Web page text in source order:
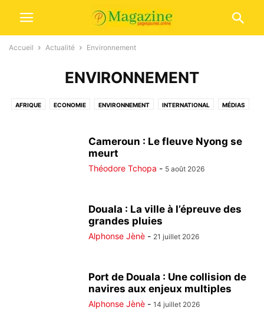
Accueil Actualité Environnement
ENVIRONNEMENT
AFRIQUE ECONOMIE ENVIRONNEMENT INTERNATIONAL MÉDIAS
Cameroun : Le fleuve Nyong se
meurt
Théodore Tchopa - 5 août 2026
Douala : La ville à l’épreuve des
grandes pluies
Alphonse Jènè - 21 juillet 2026
Port de Douala : Une collision de
navires aux enjeux multiples
Alphonse Jènè - 14 juillet 2026